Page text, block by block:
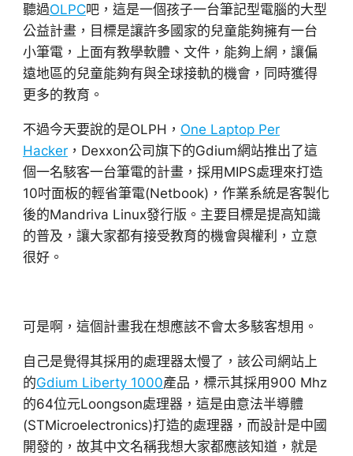
聽過OLPC吧，這是一個孩子一台筆記型電腦的大型
公益計畫，目標是讓許多國家的兒童能夠擁有一台
小筆電，上面有教學軟體、文件，能夠上網，讓偏
遠地區的兒童能夠有與全球接軌的機會，同時獲得
更多的教育。
不過今天要說的是OLPH， One Laptop Per
Hacker，Dexxon公司旗下的Gdium網站推出了這
個一名駭客一台筆電的計畫，採用MIPS處理來打造
10吋面板的輕省筆電(Netbook)，作業系統是客製化
後的Mandriva Linux發行版。主要目標是提高知識
的普及，讓大家都有接受教育的機會與權利，立意
很好。
可是啊，這個計畫我在想應該不會太多駭客想用。
自己是覺得其採用的處理器太慢了，該公司網站上
的Gdium Liberty 1000產品，標示其採用900 Mhz
的64位元Loongson處理器，這是由意法半導體
(STMicroelectronics)打造的處理器，而設計是中國
開發的，故其中文名稱我想大家都應該知道，就是